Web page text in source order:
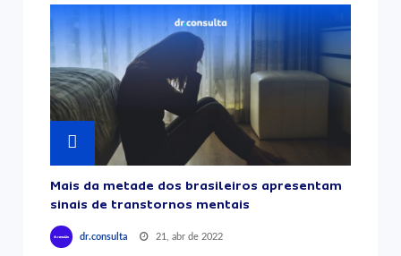
Mais da metade dos brasileiros apresentam
sinais de transtornos mentais
dr.consulta 21, abr de 2022